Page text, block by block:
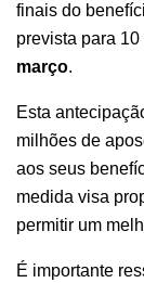
finais do
prevista para
março.
Esta
milhões de
aos seus
medida visa
permitir um
É importante